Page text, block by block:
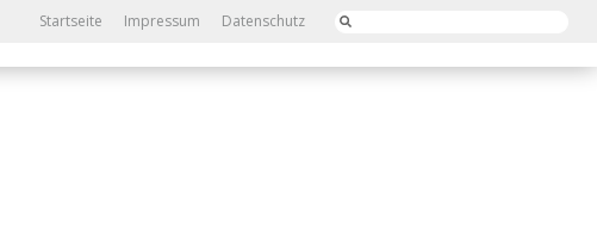
Startseite Impressum Datenschutz